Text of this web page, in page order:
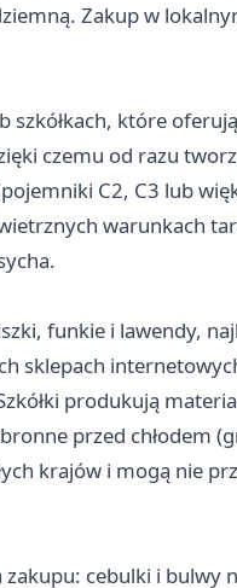
Zakup w
które
czemu od razu
C2, C3 lub
warunkach
funkie i lawendy,
sklepach
produkują
przed chłodem
krajów i mogą nie
cebulki i bulwy